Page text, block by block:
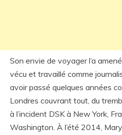
Son envie de voyager l’a
vécu et travaillé comme
avoir passé quelques années
Londres couvrant tout, du
à l’incident DSK à New York,
Washington. À l’été 2014,